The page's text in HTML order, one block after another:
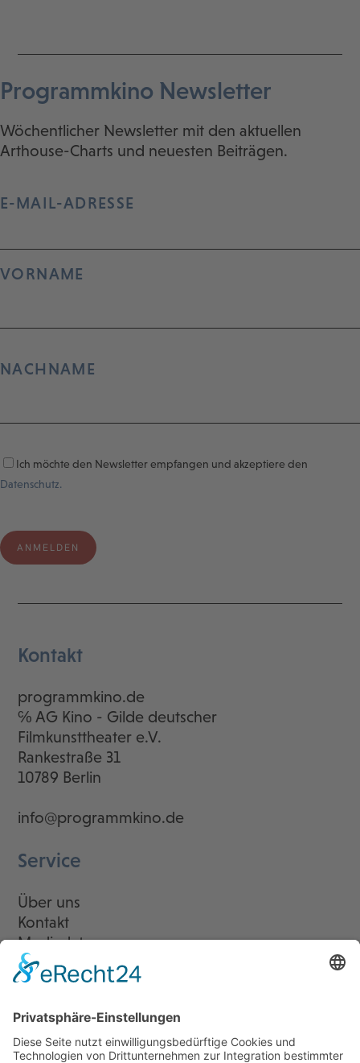
Programmkino Newsletter
Wöchentlicher Newsletter mit den aktuellen
Arthouse-Charts und neuesten Beiträgen.
E-MAIL-ADRESSE
VORNAME
NACHNAME
Ich möchte den Newsletter empfangen und akzeptiere den
Datenschutz.
Kontakt
programmkino.de
℅ AG Kino - Gilde deutscher
Filmkunsttheater e.V.
Rankestraße 31
10789 Berlin
info@programmkino.de
Service
Über uns
Kontakt
Mediadaten
Newsletter
LogIn
Legal